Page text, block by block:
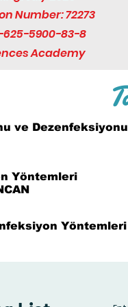
Number: 72273
625-5900-83-8
Academy
ve Dezenfeksiyonu
Yöntemleri
Yöntemleri